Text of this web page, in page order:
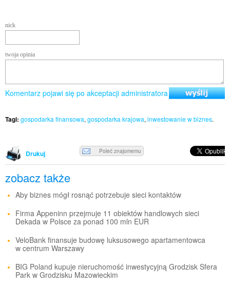
nick
twoja opinia
Komentarz pojawi się po akceptacji administratora
Tagi: gospodarka finansowa, gospodarka krajowa, inwestowanie w biznes.
Drukuj Poleć znajomemu
zobacz także
Aby biznes mógł rosnąć potrzebuje sieci kontaktów
Firma Appeninn przejmuje 11 obiektów handlowych sieci
Dekada w Polsce za ponad 100 mln EUR
VeloBank finansuje budowę luksusowego apartamentowca
w centrum Warszawy
BIG Poland kupuje nieruchomość inwestycyjną Grodzisk Sfera
Park w Grodzisku Mazowieckim